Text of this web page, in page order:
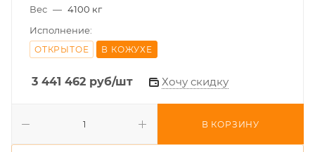
Вес — 4100 кг
Исполнение:
ОТКРЫТОЕ В КОЖУХЕ
3 441 462 руб/шт Хочу скидку
В КОРЗИНУ